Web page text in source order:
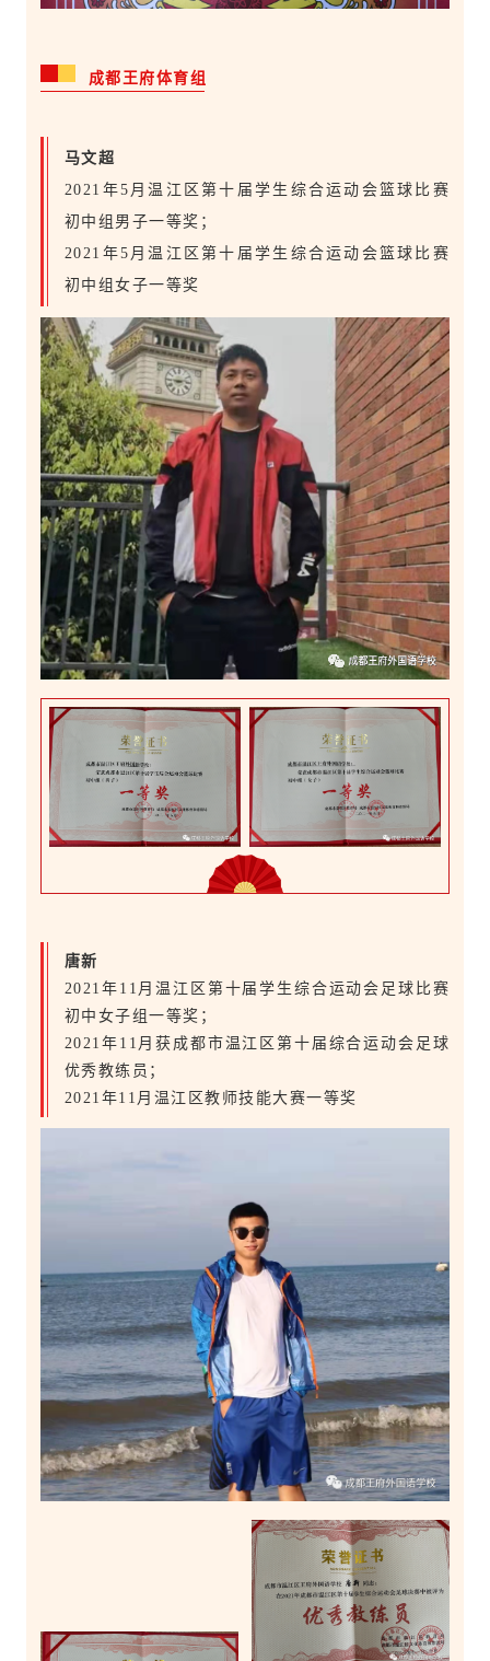
成都王府体育组
马文超
2021年5月温江区第十届学生综合运动会篮球比赛
初中组男子一等奖；
2021年5月温江区第十届学生综合运动会篮球比赛
初中组女子一等奖
唐新
2021年11月温江区第十届学生综合运动会足球比赛
初中女子组一等奖；
2021年11月获成都市温江区第十届综合运动会足球
优秀教练员；
2021年11月温江区教师技能大赛一等奖